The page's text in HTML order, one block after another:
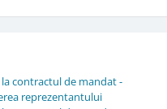
contractul de mandat -
reprezentantului